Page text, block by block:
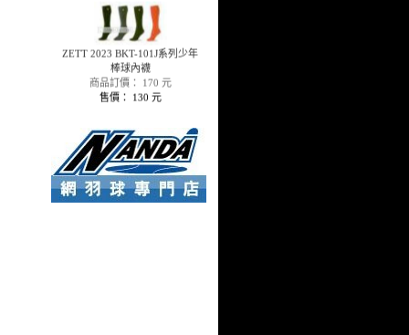
ZETT 2023 BKT-101J系列少年
棒球內襪
商品訂價： 170 元
售價： 130 元
售價： 110 元